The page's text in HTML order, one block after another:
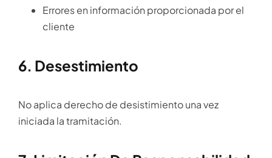
Errores en información proporcionada por el
cliente
6. Desestimiento
No aplica derecho de desistimiento una vez
iniciada la tramitación.